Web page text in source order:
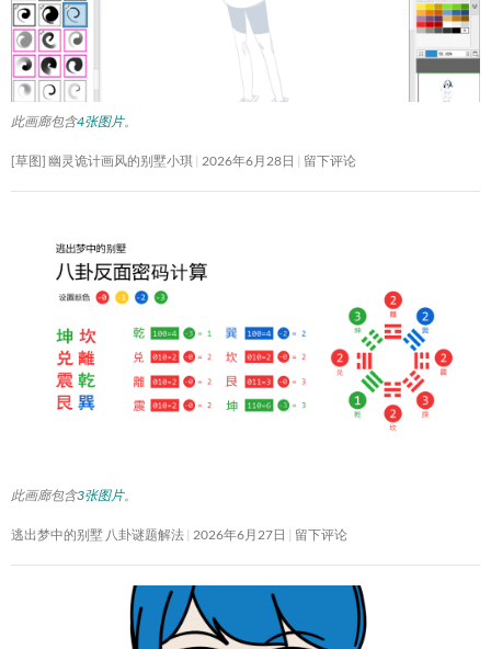
此画廊包含4张图片。
[草图] 幽灵诡计画风的别墅小琪 2026年6月28日 留下评论
此画廊包含3张图片。
逃出梦中的别墅 八卦谜题解法 2026年6月27日 留下评论